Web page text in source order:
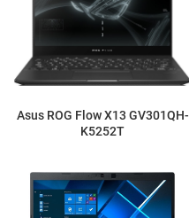
Asus ROG Flow X13 GV301QH-
K5252T